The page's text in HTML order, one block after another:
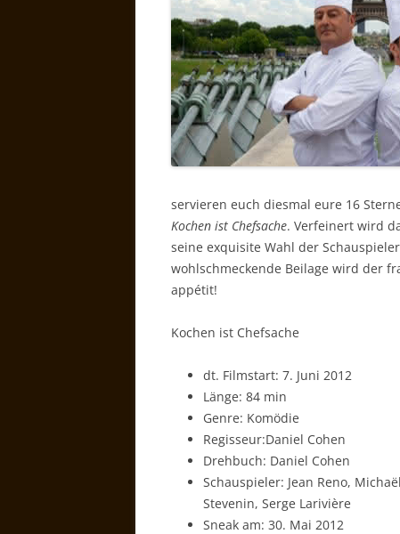
servieren euch diesmal eure 16
Kochen ist Chefsache. Verfeinert wird
seine exquisite Wahl der
wohlschmeckende Beilage wird der
appétit!
Kochen ist Chefsache
dt. Filmstart: 7. Juni 2012
Länge: 84 min
Genre: Komödie
Regisseur:Daniel Cohen
Drehbuch: Daniel Cohen
Schauspieler: Jean Reno,
Stevenin, Serge Larivière
Sneak am: 30. Mai 2012